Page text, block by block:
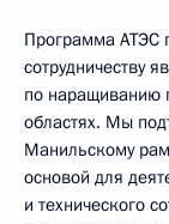
Программа АТЭС
сотрудничеству
по наращиванию
областях. Мы
Манильскому
основой для
и технического